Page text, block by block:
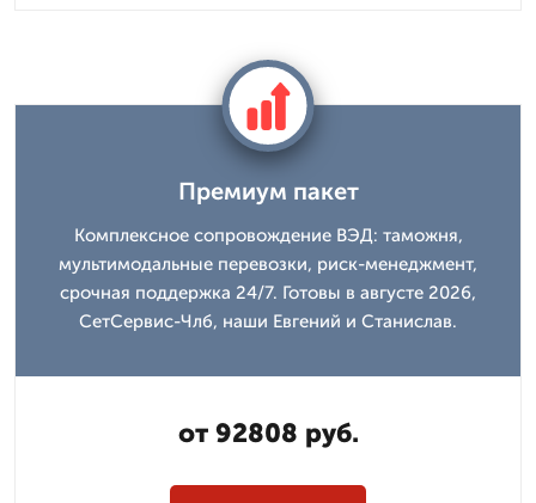
Премиум пакет
Комплексное сопровождение ВЭД: таможня,
мультимодальные перевозки, риск-менеджмент,
срочная поддержка 24/7. Готовы в августе 2026,
СетСервис-Члб, наши Евгений и Станислав.
от 92808 руб.